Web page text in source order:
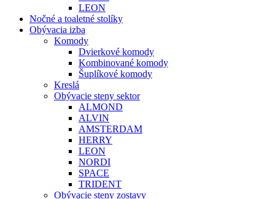
LEON
Nočné a toaletné stolíky
Obývacia izba
Komody
Dvierkové komody
Kombinované komody
Šuplíkové komody
Kreslá
Obývacie steny sektor
ALMOND
ALVIN
AMSTERDAM
HERRY
LEON
NORDI
SPACE
TRIDENT
Obývacie steny zostavy